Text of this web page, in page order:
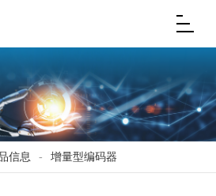
信息 - 增量型编码器